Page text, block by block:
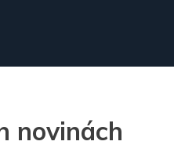
novinách